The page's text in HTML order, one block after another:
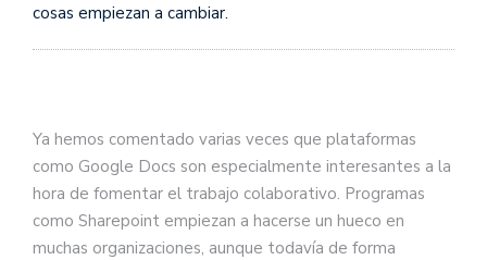
cosas empiezan a cambiar.
Ya hemos comentado varias veces que plataformas
como Google Docs son especialmente interesantes a la
hora de fomentar el trabajo colaborativo. Programas
como Sharepoint empiezan a hacerse un hueco en
muchas organizaciones, aunque todavía de forma